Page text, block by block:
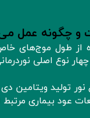
و چگونه عمل
از طول موج‌های
نوع اصلی
نور تولید
عود بیماری